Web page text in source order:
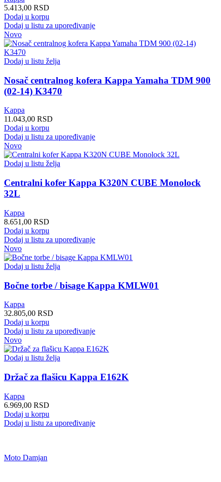
5.413,00 RSD
Dodaj u korpu
Dodaj u listu za upoređivanje
Novo
Dodaj u listu želja
Nosač centralnog kofera Kappa Yamaha TDM 900
(02-14) K3470
Kappa
11.043,00 RSD
Dodaj u korpu
Dodaj u listu za upoređivanje
Novo
Dodaj u listu želja
Centralni kofer Kappa K320N CUBE Monolock
32L
Kappa
8.651,00 RSD
Dodaj u korpu
Dodaj u listu za upoređivanje
Novo
Dodaj u listu želja
Bočne torbe / bisage Kappa KMLW01
Kappa
32.805,00 RSD
Dodaj u korpu
Dodaj u listu za upoređivanje
Novo
Dodaj u listu želja
Držač za flašicu Kappa E162K
Kappa
6.969,00 RSD
Dodaj u korpu
Dodaj u listu za upoređivanje
Moto Damjan